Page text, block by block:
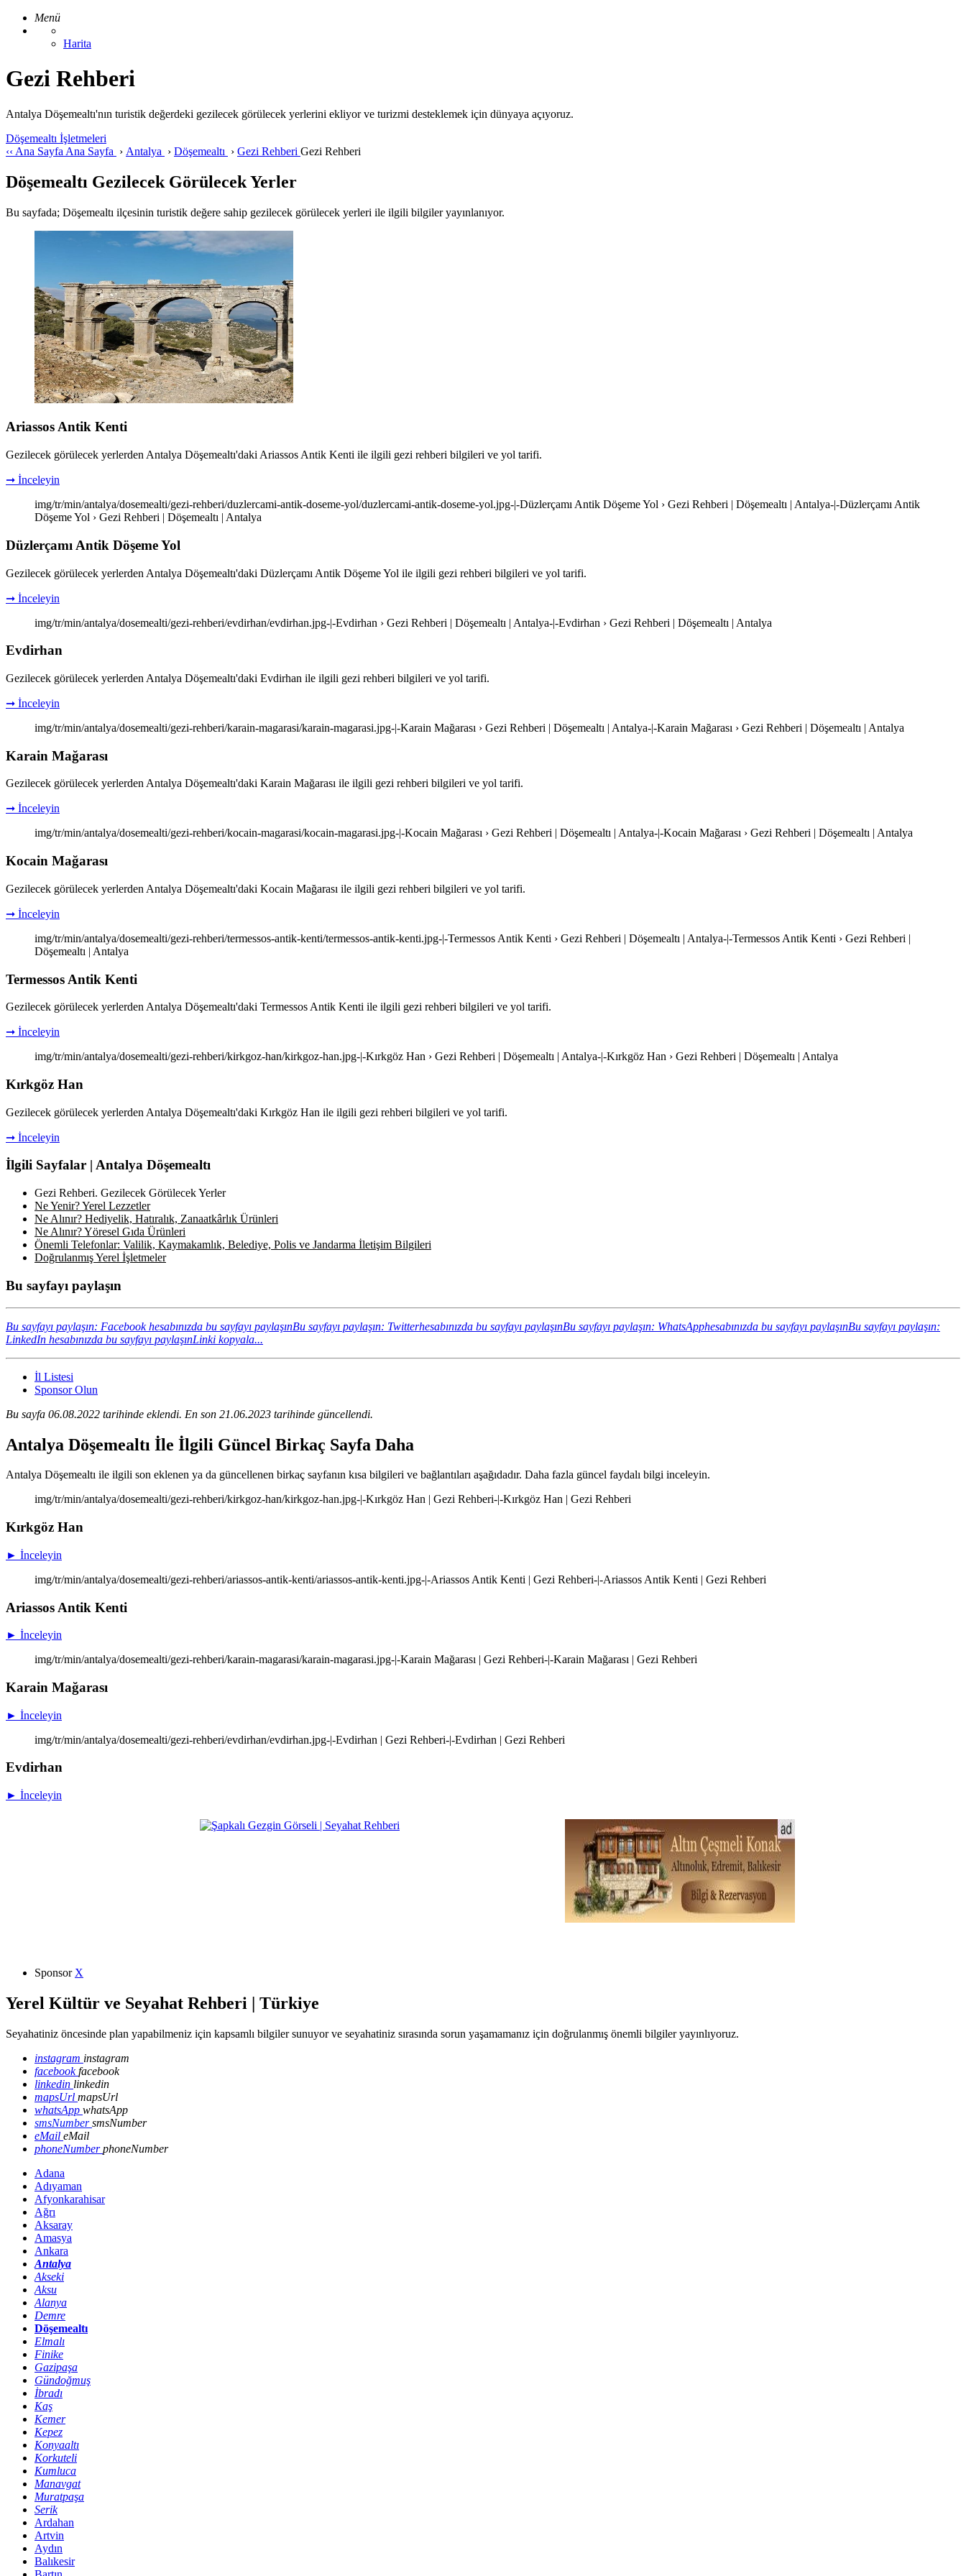
Menü
Harita
Gezi Rehberi
Antalya Döşemealtı'nın turistik değerdeki gezilecek görülecek yerlerini ekliyor ve turizmi desteklemek için dünyaya açıyoruz.
Döşemealtı İşletmeleri
‹‹ Ana Sayfa Ana Sayfa › Antalya › Döşemealtı › Gezi Rehberi Gezi Rehberi
Döşemealtı Gezilecek Görülecek Yerler
Bu sayfada; Döşemealtı ilçesinin turistik değere sahip gezilecek görülecek yerleri ile ilgili bilgiler yayınlanıyor.
Ariassos Antik Kenti
Gezilecek görülecek yerlerden Antalya Döşemealtı'daki Ariassos Antik Kenti ile ilgili gezi rehberi bilgileri ve yol tarifi.
➞ İnceleyin
img/tr/min/antalya/dosemealti/gezi-rehberi/duzlercami-antik-doseme-yol/duzlercami-antik-doseme-yol.jpg-|-Düzlerçamı Antik Döşeme Yol › Gezi Rehberi | Döşemealtı | Antalya-|-Düzlerçamı Antik
Döşeme Yol › Gezi Rehberi | Döşemealtı | Antalya
Düzlerçamı Antik Döşeme Yol
Gezilecek görülecek yerlerden Antalya Döşemealtı'daki Düzlerçamı Antik Döşeme Yol ile ilgili gezi rehberi bilgileri ve yol tarifi.
➞ İnceleyin
img/tr/min/antalya/dosemealti/gezi-rehberi/evdirhan/evdirhan.jpg-|-Evdirhan › Gezi Rehberi | Döşemealtı | Antalya-|-Evdirhan › Gezi Rehberi | Döşemealtı | Antalya
Evdirhan
Gezilecek görülecek yerlerden Antalya Döşemealtı'daki Evdirhan ile ilgili gezi rehberi bilgileri ve yol tarifi.
➞ İnceleyin
img/tr/min/antalya/dosemealti/gezi-rehberi/karain-magarasi/karain-magarasi.jpg-|-Karain Mağarası › Gezi Rehberi | Döşemealtı | Antalya-|-Karain Mağarası › Gezi Rehberi | Döşemealtı | Antalya
Karain Mağarası
Gezilecek görülecek yerlerden Antalya Döşemealtı'daki Karain Mağarası ile ilgili gezi rehberi bilgileri ve yol tarifi.
➞ İnceleyin
img/tr/min/antalya/dosemealti/gezi-rehberi/kocain-magarasi/kocain-magarasi.jpg-|-Kocain Mağarası › Gezi Rehberi | Döşemealtı | Antalya-|-Kocain Mağarası › Gezi Rehberi | Döşemealtı | Antalya
Kocain Mağarası
Gezilecek görülecek yerlerden Antalya Döşemealtı'daki Kocain Mağarası ile ilgili gezi rehberi bilgileri ve yol tarifi.
➞ İnceleyin
img/tr/min/antalya/dosemealti/gezi-rehberi/termessos-antik-kenti/termessos-antik-kenti.jpg-|-Termessos Antik Kenti › Gezi Rehberi | Döşemealtı | Antalya-|-Termessos Antik Kenti › Gezi Rehberi |
Döşemealtı | Antalya
Termessos Antik Kenti
Gezilecek görülecek yerlerden Antalya Döşemealtı'daki Termessos Antik Kenti ile ilgili gezi rehberi bilgileri ve yol tarifi.
➞ İnceleyin
img/tr/min/antalya/dosemealti/gezi-rehberi/kirkgoz-han/kirkgoz-han.jpg-|-Kırkgöz Han › Gezi Rehberi | Döşemealtı | Antalya-|-Kırkgöz Han › Gezi Rehberi | Döşemealtı | Antalya
Kırkgöz Han
Gezilecek görülecek yerlerden Antalya Döşemealtı'daki Kırkgöz Han ile ilgili gezi rehberi bilgileri ve yol tarifi.
➞ İnceleyin
İlgili Sayfalar | Antalya Döşemealtı
Gezi Rehberi. Gezilecek Görülecek Yerler
Ne Yenir? Yerel Lezzetler
Ne Alınır? Hediyelik, Hatıralık, Zanaatkârlık Ürünleri
Ne Alınır? Yöresel Gıda Ürünleri
Önemli Telefonlar: Valilik, Kaymakamlık, Belediye, Polis ve Jandarma İletişim Bilgileri
Doğrulanmış Yerel İşletmeler
Bu sayfayı paylaşın
Bu sayfayı paylaşın: Facebook hesabınızda bu sayfayı paylaşınBu sayfayı paylaşın: Twitterhesabınızda bu sayfayı paylaşınBu sayfayı paylaşın: WhatsApphesabınızda bu sayfayı paylaşınBu sayfayı paylaşın:
LinkedIn hesabınızda bu sayfayı paylaşınLinki kopyala...
İl Listesi
Sponsor Olun
Bu sayfa 06.08.2022 tarihinde eklendi. En son 21.06.2023 tarihinde güncellendi.
Antalya Döşemealtı İle İlgili Güncel Birkaç Sayfa Daha
Antalya Döşemealtı ile ilgili son eklenen ya da güncellenen birkaç sayfanın kısa bilgileri ve bağlantıları aşağıdadır. Daha fazla güncel faydalı bilgi inceleyin.
img/tr/min/antalya/dosemealti/gezi-rehberi/kirkgoz-han/kirkgoz-han.jpg-|-Kırkgöz Han | Gezi Rehberi-|-Kırkgöz Han | Gezi Rehberi
Kırkgöz Han
► İnceleyin
img/tr/min/antalya/dosemealti/gezi-rehberi/ariassos-antik-kenti/ariassos-antik-kenti.jpg-|-Ariassos Antik Kenti | Gezi Rehberi-|-Ariassos Antik Kenti | Gezi Rehberi
Ariassos Antik Kenti
► İnceleyin
img/tr/min/antalya/dosemealti/gezi-rehberi/karain-magarasi/karain-magarasi.jpg-|-Karain Mağarası | Gezi Rehberi-|-Karain Mağarası | Gezi Rehberi
Karain Mağarası
► İnceleyin
img/tr/min/antalya/dosemealti/gezi-rehberi/evdirhan/evdirhan.jpg-|-Evdirhan | Gezi Rehberi-|-Evdirhan | Gezi Rehberi
Evdirhan
► İnceleyin
Sponsor X
Yerel Kültür ve Seyahat Rehberi | Türkiye
Seyahatiniz öncesinde plan yapabilmeniz için kapsamlı bilgiler sunuyor ve seyahatiniz sırasında sorun yaşamamanız için doğrulanmış önemli bilgiler yayınlıyoruz.
instagram instagram
facebookfacebook
linkedin linkedin
mapsUrl mapsUrl
whatsApp whatsApp
smsNumbersmsNumber
eMail eMail
phoneNumberphoneNumber
Adana
Adıyaman
Afyonkarahisar
Ağrı
Aksaray
Amasya
Ankara
Antalya
Akseki
Aksu
Alanya
Demre
Döşemealtı
Elmalı
Finike
Gazipaşa
Gündoğmuş
İbradı
Kaş
Kemer
Kepez
Konyaaltı
Korkuteli
Kumluca
Manavgat
Muratpaşa
Serik
Ardahan
Artvin
Aydın
Balıkesir